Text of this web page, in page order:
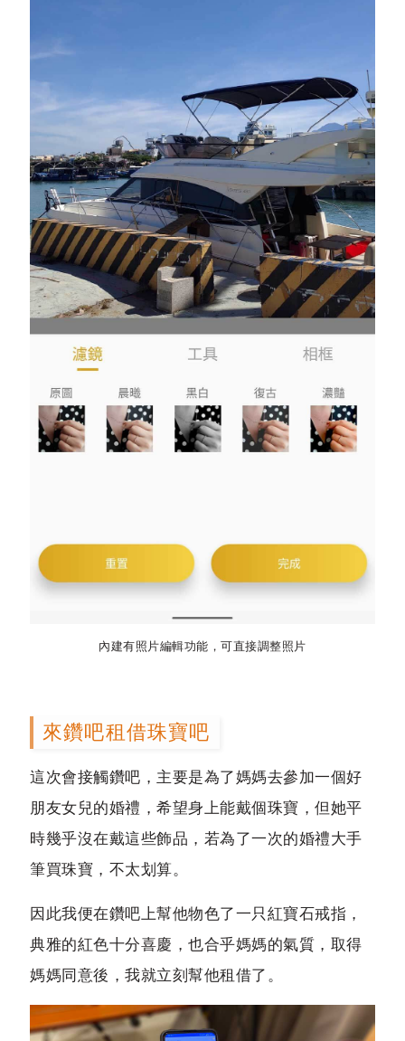
內建有照片編輯功能，可直接調整照片
來鑽吧租借珠寶吧
這次會接觸鑽吧，主要是為了媽媽去參加一個好
朋友女兒的婚禮，希望身上能戴個珠寶，但她平
時幾乎沒在戴這些飾品，若為了一次的婚禮大手
筆買珠寶，不太划算。
因此我便在鑽吧上幫他物色了一只紅寶石戒指，
典雅的紅色十分喜慶，也合乎媽媽的氣質，取得
媽媽同意後，我就立刻幫他租借了。